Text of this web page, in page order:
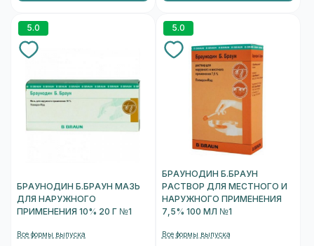
5.0
БРАУНОДИН Б.БРАУН МАЗЬ
ДЛЯ НАРУЖНОГО
ПРИМЕНЕНИЯ 10% 20 Г №1
Все формы выпуска
5.0
БРАУНОДИН Б.БРАУН
РАСТВОР ДЛЯ МЕСТНОГО И
НАРУЖНОГО ПРИМЕНЕНИЯ
7,5% 100 МЛ №1
Все формы выпуска